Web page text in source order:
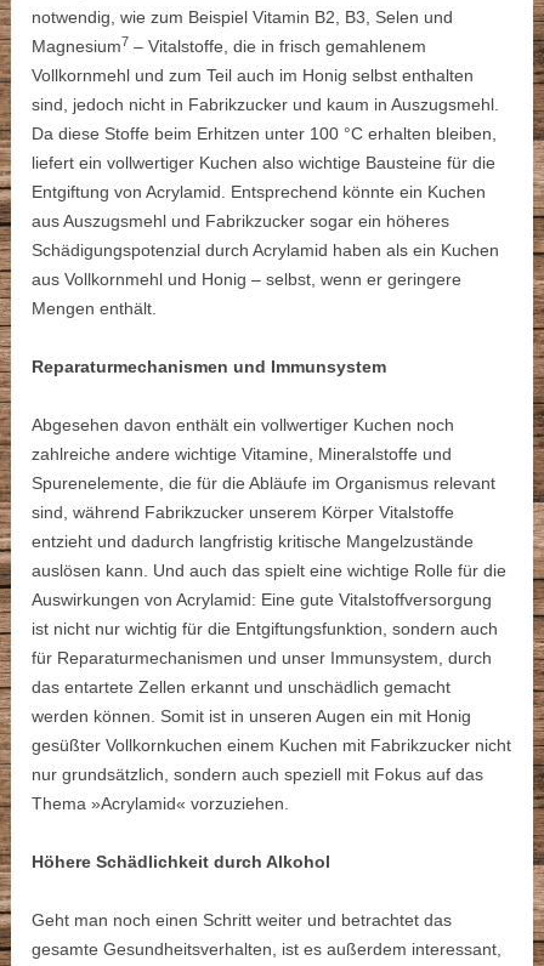
notwendig, wie zum Beispiel Vitamin B2, B3, Selen und
Magnesium7 – Vitalstoffe, die in frisch gemahlenem
Vollkornmehl und zum Teil auch im Honig selbst enthalten
sind, jedoch nicht in Fabrikzucker und kaum in Auszugsmehl.
Da diese Stoffe beim Erhitzen unter 100 °C erhalten bleiben,
liefert ein vollwertiger Kuchen also wichtige Bausteine für die
Entgiftung von Acrylamid. Entsprechend könnte ein Kuchen
aus Auszugsmehl und Fabrikzucker sogar ein höheres
Schädigungspotenzial durch Acrylamid haben als ein Kuchen
aus Vollkornmehl und Honig – selbst, wenn er geringere
Mengen enthält.
Reparaturmechanismen und Immunsystem
Abgesehen davon enthält ein vollwertiger Kuchen noch
zahlreiche andere wichtige Vitamine, Mineralstoffe und
Spurenelemente, die für die Abläufe im Organismus relevant
sind, während Fabrikzucker unserem Körper Vitalstoffe
entzieht und dadurch langfristig kritische Mangelzustände
auslösen kann. Und auch das spielt eine wichtige Rolle für die
Auswirkungen von Acrylamid: Eine gute Vitalstoffversorgung
ist nicht nur wichtig für die Entgiftungsfunktion, sondern auch
für Reparaturmechanismen und unser Immunsystem, durch
das entartete Zellen erkannt und unschädlich gemacht
werden können. Somit ist in unseren Augen ein mit Honig
gesüßter Vollkornkuchen einem Kuchen mit Fabrikzucker nicht
nur grundsätzlich, sondern auch speziell mit Fokus auf das
Thema »Acrylamid« vorzuziehen.
Höhere Schädlichkeit durch Alkohol
Geht man noch einen Schritt weiter und betrachtet das
gesamte Gesundheitsverhalten, ist es außerdem interessant,